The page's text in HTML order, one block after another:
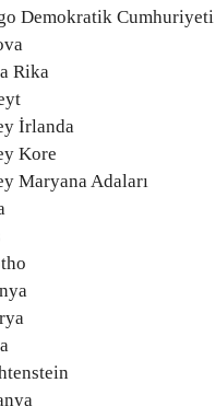
Demokratik Cumhuriyeti
Rika
İrlanda
Kore
Maryana Adaları